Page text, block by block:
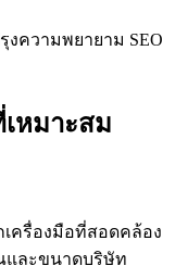
ความพยายาม SEO
เหมาะสม
เครื่องมือที่สอดคล้อง
และขนาดบริษัท